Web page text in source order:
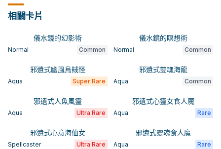
相關卡片
儀水鏡的幻影術
Normal Common
儀水鏡的瞑想術
Normal Common
邪遺式幽風烏賊怪
Aqua Super Rare
邪遺式雙魂海龍
Aqua Common
邪遺式人魚風靈
Aqua Ultra Rare
邪遺式心靈女食人魔
Aqua Rare
邪遺式心意海仙女
Spellcaster Ultra Rare
邪遺式靈魂食人魔
Aqua Rare